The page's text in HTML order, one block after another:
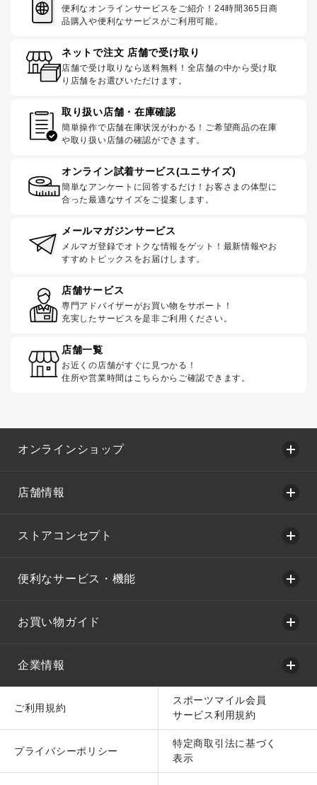
便利なオンラインサービスをご紹介！24時間365日商
品購入や便利なサービスがご利用可能。
ネットで注文 店舗で受け取り
店舗で受け取りなら送料無料！全店舗の中から受け取
り店舗をお選びいただけます。
取り扱い店舗・在庫確認
簡単操作で店舗在庫状況がわかる！ご希望商品の在庫
や取り扱い店舗の確認ができます。
オンライン試着サービス(ユニサイズ)
簡単なアンケートに回答するだけ！お客さまの体型に
合った最適なサイズをご提案します。
メールマガジンサービス
メルマガ登録でオトクな情報をゲット！最新情報やお
すすめトピックスをお届けします。
店舗サービス
専門アドバイザーがお買い物をサポート！
充実したサービスを是非ご利用ください。
店舗一覧
お近くの店舗がすぐに見つかる！
住所や営業時間はこちらからご確認できます。
オンラインショップ
店舗情報
ストアコンセプト
便利なサービス・機能
お買い物ガイド
企業情報
ご利用規約
スポーツマイル会員
サービス利用規約
プライバシーポリシー
特定商取引法に基づく
表示